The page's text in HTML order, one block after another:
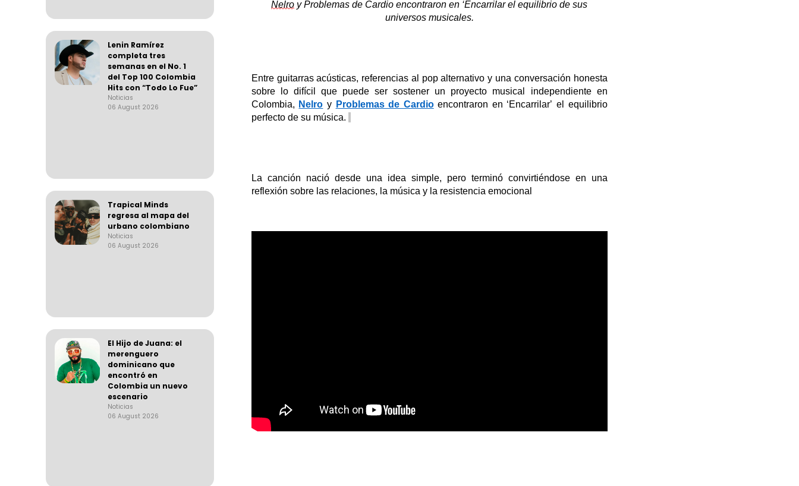
Lenin Ramírez
completa tres
semanas en el No. 1
del Top 100 Colombia
Hits con “Todo Lo Fue”
Noticias
06 August 2026
Trapical Minds
regresa al mapa del
urbano colombiano
Noticias
06 August 2026
El Hijo de Juana: el
merenguero
dominicano que
encontró en
Colombia un nuevo
escenario
Noticias
06 August 2026
Nelro y Problemas de Cardio encontraron en ‘Encarrilarel equilibrio de sus
universos musicales.
Entre guitarras acústicas, referencias al pop alternativo y una conversación honesta
sobre lo difícil que puede ser sostener un proyecto musical independiente en
Colombia, Nelro y Problemas de Cardio encontraron en ‘Encarrilar’ el equilibrio
perfecto de su música.
La canción nació desde una idea simple, pero terminó convirtiéndose en una
reflexión sobre las relaciones, la música y la resistencia emocional